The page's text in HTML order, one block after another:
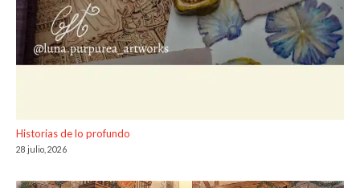
Historias de lo profundo
28 julio, 2026